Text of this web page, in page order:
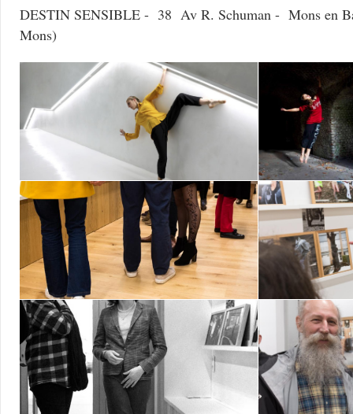
DESTIN SENSIBLE - 38 Av R. Schuman - Mons en
Mons)